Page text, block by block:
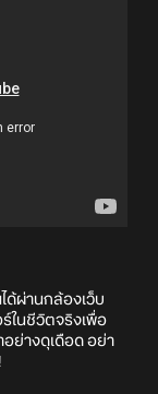
ผ่านกล้องเว็บ
ในชีวิตจริงเพื่อ
ย่างดุเดือด อย่า